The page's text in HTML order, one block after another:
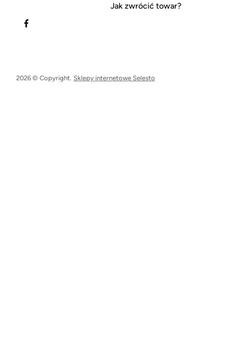
Jak zwrócić towar?
2026 © Copyright. Sklepy internetowe Selesto